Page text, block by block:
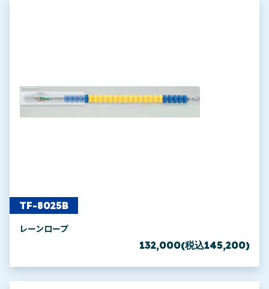
TF-8025B
レーンロープ
132,000(税込145,200)